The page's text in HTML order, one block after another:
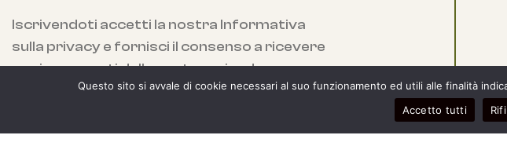
Iscrivendoti accetti la nostra Informativa
sulla privacy e fornisci il consenso a ricevere
aggiornamenti dalla nostra azienda.
Questo sito si avvale di cookie necessari al suo funzionamento ed utili alle finalità
Accetto tutti